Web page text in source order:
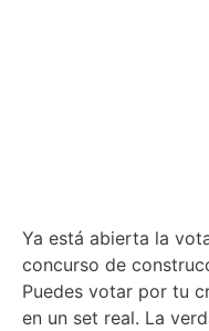
Ya está abierta la
concurso de
Puedes votar por tu
en un set real. La